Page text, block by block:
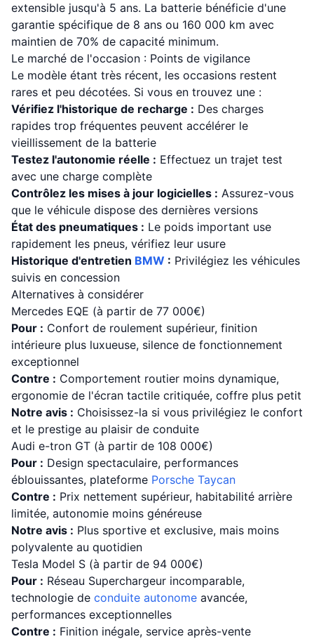
extensible jusqu'à 5 ans. La batterie bénéficie d'une
garantie spécifique de 8 ans ou 160 000 km avec
maintien de 70% de capacité minimum.
Le marché de l'occasion : Points de vigilance
Le modèle étant très récent, les occasions restent
rares et peu décotées. Si vous en trouvez une :
Vérifiez l'historique de recharge : Des charges
rapides trop fréquentes peuvent accélérer le
vieillissement de la batterie
Testez l'autonomie réelle : Effectuez un trajet test
avec une charge complète
Contrôlez les mises à jour logicielles : Assurez-vous
que le véhicule dispose des dernières versions
État des pneumatiques : Le poids important use
rapidement les pneus, vérifiez leur usure
Historique d'entretien BMW : Privilégiez les véhicules
suivis en concession
Alternatives à considérer
Mercedes EQE (à partir de 77 000€)
Pour : Confort de roulement supérieur, finition
intérieure plus luxueuse, silence de fonctionnement
exceptionnel
Contre : Comportement routier moins dynamique,
ergonomie de l'écran tactile critiquée, coffre plus petit
Notre avis : Choisissez-la si vous privilégiez le confort
et le prestige au plaisir de conduite
Audi e-tron GT (à partir de 108 000€)
Pour : Design spectaculaire, performances
éblouissantes, plateforme Porsche Taycan
Contre : Prix nettement supérieur, habitabilité arrière
limitée, autonomie moins généreuse
Notre avis : Plus sportive et exclusive, mais moins
polyvalente au quotidien
Tesla Model S (à partir de 94 000€)
Pour : Réseau Superchargeur incomparable,
technologie de conduite autonome avancée,
performances exceptionnelles
Contre : Finition inégale, service après-vente